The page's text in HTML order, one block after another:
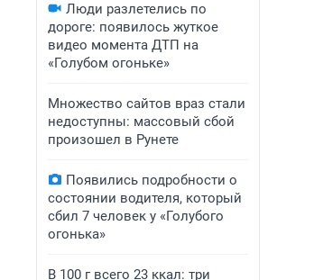
Люди разлетелись по
дороге: появилось жуткое
видео момента ДТП на
«Голубом огоньке»
Множество сайтов враз стали
недоступны: массовый сбой
произошел в Рунете
Появились подробности о
состоянии водителя, который
сбил 7 человек у «Голубого
огонька»
В 100 г всего 23 ккал: три